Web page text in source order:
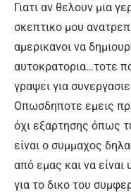
Γιατι αν θελουν μια
σκεπτικο μου
αμερικανοι να
αυτοκρατορια…τοτε
γραψει για
Οπωσδηποτε εμεις
όχι εξαρτησης όπως
είναι ο συμμαχος
από εμας και να
για το δικο του